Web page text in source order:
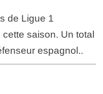
de Ligue 1
saison. Un total
espagnol..